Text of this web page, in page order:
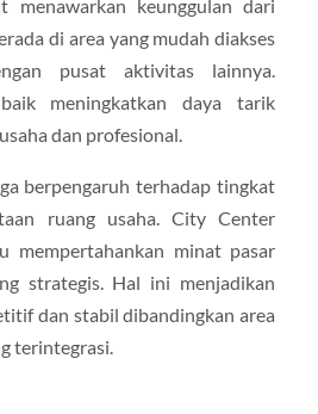
menawarkan keunggulan dari
di area yang mudah diakses
pusat aktivitas lainnya.
meningkatkan daya tarik
dan profesional.
berpengaruh terhadap tingkat
ruang usaha. City Center
mempertahankan minat pasar
strategis. Hal ini menjadikan
dan stabil dibandingkan area
terintegrasi.